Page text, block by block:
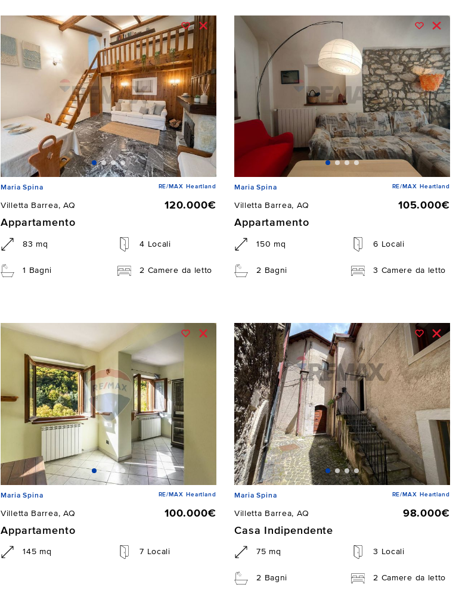
Maria Spina RE/MAX Heartland
Villetta Barrea, AQ
120.000€
Appartamento
83 mq 4 Locali
1 Bagni 2 Camere da letto
Maria Spina RE/MAX Heartland
Villetta Barrea, AQ
105.000€
Appartamento
150 mq 6 Locali
2 Bagni 3 Camere da letto
Maria Spina RE/MAX Heartland
Villetta Barrea, AQ
100.000€
Appartamento
145 mq 7 Locali
Maria Spina RE/MAX Heartland
Villetta Barrea, AQ
98.000€
Casa Indipendente
75 mq 3 Locali
2 Bagni 2 Camere da letto